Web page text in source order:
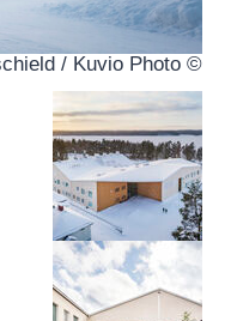
© Martin Sommerschield / Kuvio Photo